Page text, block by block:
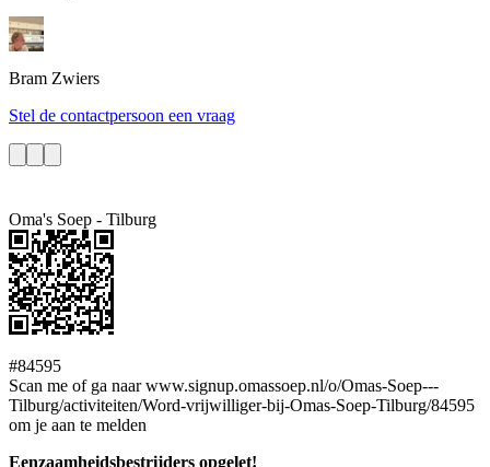
Bram Zwiers
Stel de contactpersoon een vraag
Oma's Soep - Tilburg
#84595
Scan me of ga naar www.signup.omassoep.nl/o/Omas-Soep---
Tilburg/activiteiten/Word-vrijwilliger-bij-Omas-Soep-Tilburg/84595
om je aan te melden
Eenzaamheidsbestrijders opgelet!